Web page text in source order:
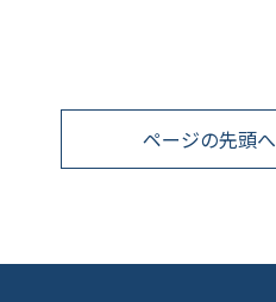
ページの先頭へ